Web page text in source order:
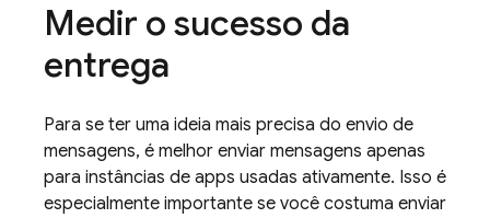
Medir o sucesso da
entrega
Para se ter uma ideia mais precisa do envio de
mensagens, é melhor enviar mensagens apenas
para instâncias de apps usadas ativamente. Isso é
especialmente importante se você costuma enviar